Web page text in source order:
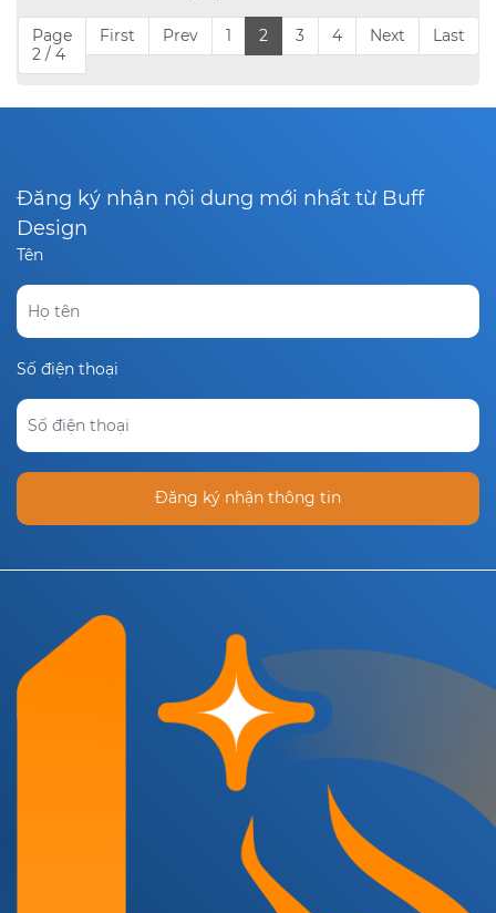
Page
2 / 4
First Prev 1 2 3 4 Next Last
Đăng ký nhận nội dung mới nhất từ Buff
Design
Tên
Số điện thoại